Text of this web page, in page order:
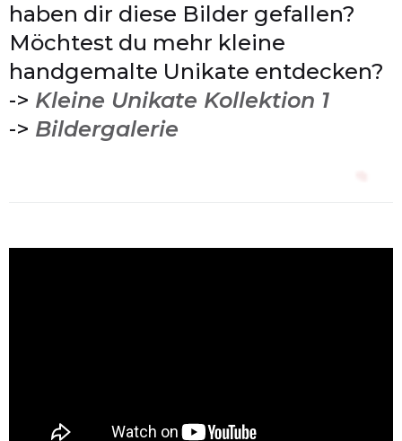
haben dir diese Bilder gefallen?
Möchtest du mehr kleine
handgemalte Unikate entdecken?
-> Kleine Unikate Kollektion 1
-> Bildergalerie